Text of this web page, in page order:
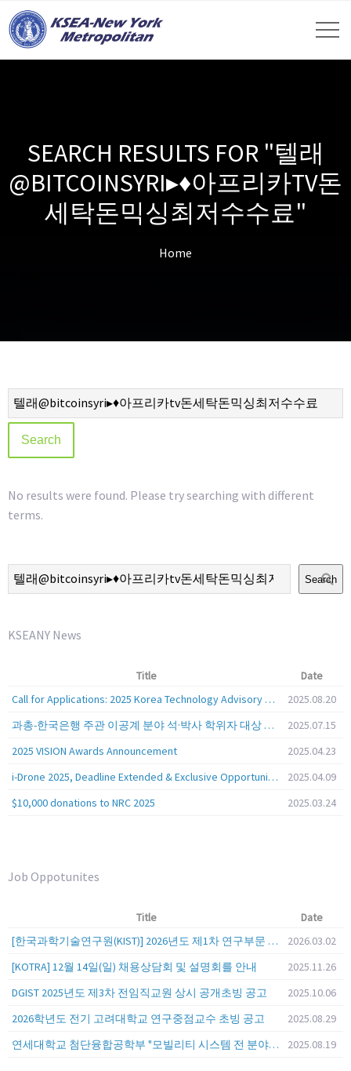
SEARCH RESULTS FOR "텔래
@BITCOINSYRI▸♦아프리카TV돈
세탁돈믹싱최저수수료"
Home
No results were found. Please try searching with different
terms.
Search
KSEANY News
Title
Date
Call for Applications: 2025 Korea Technology Advisory Group (K-TAG)
2025.08.20
과총-한국은행 주관 이공계 분야 석·박사 학위자 대상 서베이
2025.07.15
2025 VISION Awards Announcement
2025.04.23
i-Drone 2025, Deadline Extended & Exclusive Opportunity to Travel to Korea!
2025.04.09
$10,000 donations to NRC 2025
2025.03.24
Job Oppotunites
Title
Date
[한국과학기술연구원(KIST)] 2026년도 제1차 연구부문 공개채용 안내
2026.03.02
[KOTRA] 12월 14일(일) 채용상담회 및 설명회를 안내
2025.11.26
DGIST 2025년도 제3차 전임직교원 상시 공개초빙 공고
2025.10.06
2026학년도 전기 고려대학교 연구중점교수 초빙 공고
2025.08.29
연세대학교 첨단융합공학부 "모빌리티 시스템 전 분야" 전임교원 특별채용 (2026년 9월 1일자 임용 예정)
2025.08.19